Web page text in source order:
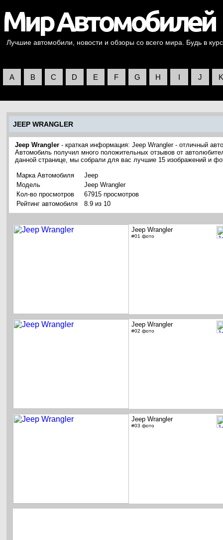
Лучшие автомобили, новости и обзоры со всего мира. Будь в
A B C D E F G H I J K
JEEP WRANGLER
Jeep Wrangler - краткая информация: Jeep Wrangler - отличный
Автомобиль получил много положительных отзывов от
данной странице, мы собрали для вас лучшие 15 изображений и
Марка Автомобиля
Jeep
Модель
Jeep Wrangler
Кол-во просмотров
67915 просмотров
Рейтинг автомобиля
8.9 из 10
Jeep Wrangler
#01 фото
Jeep Wrangler
#02 фото
Jeep Wrangler
#03 фото